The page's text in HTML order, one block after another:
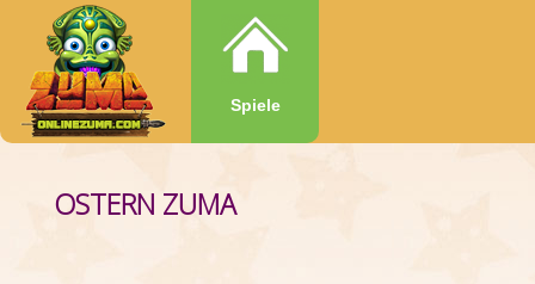
Spiele
OSTERN ZUMA